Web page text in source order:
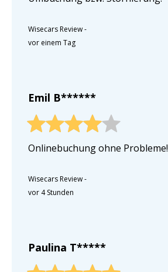
Wisecars Review-
vor einem Tag
Emil B******
Onlinebuchung ohne Probleme!
Wisecars Review-
vor 4 Stunden
Paulina T*****